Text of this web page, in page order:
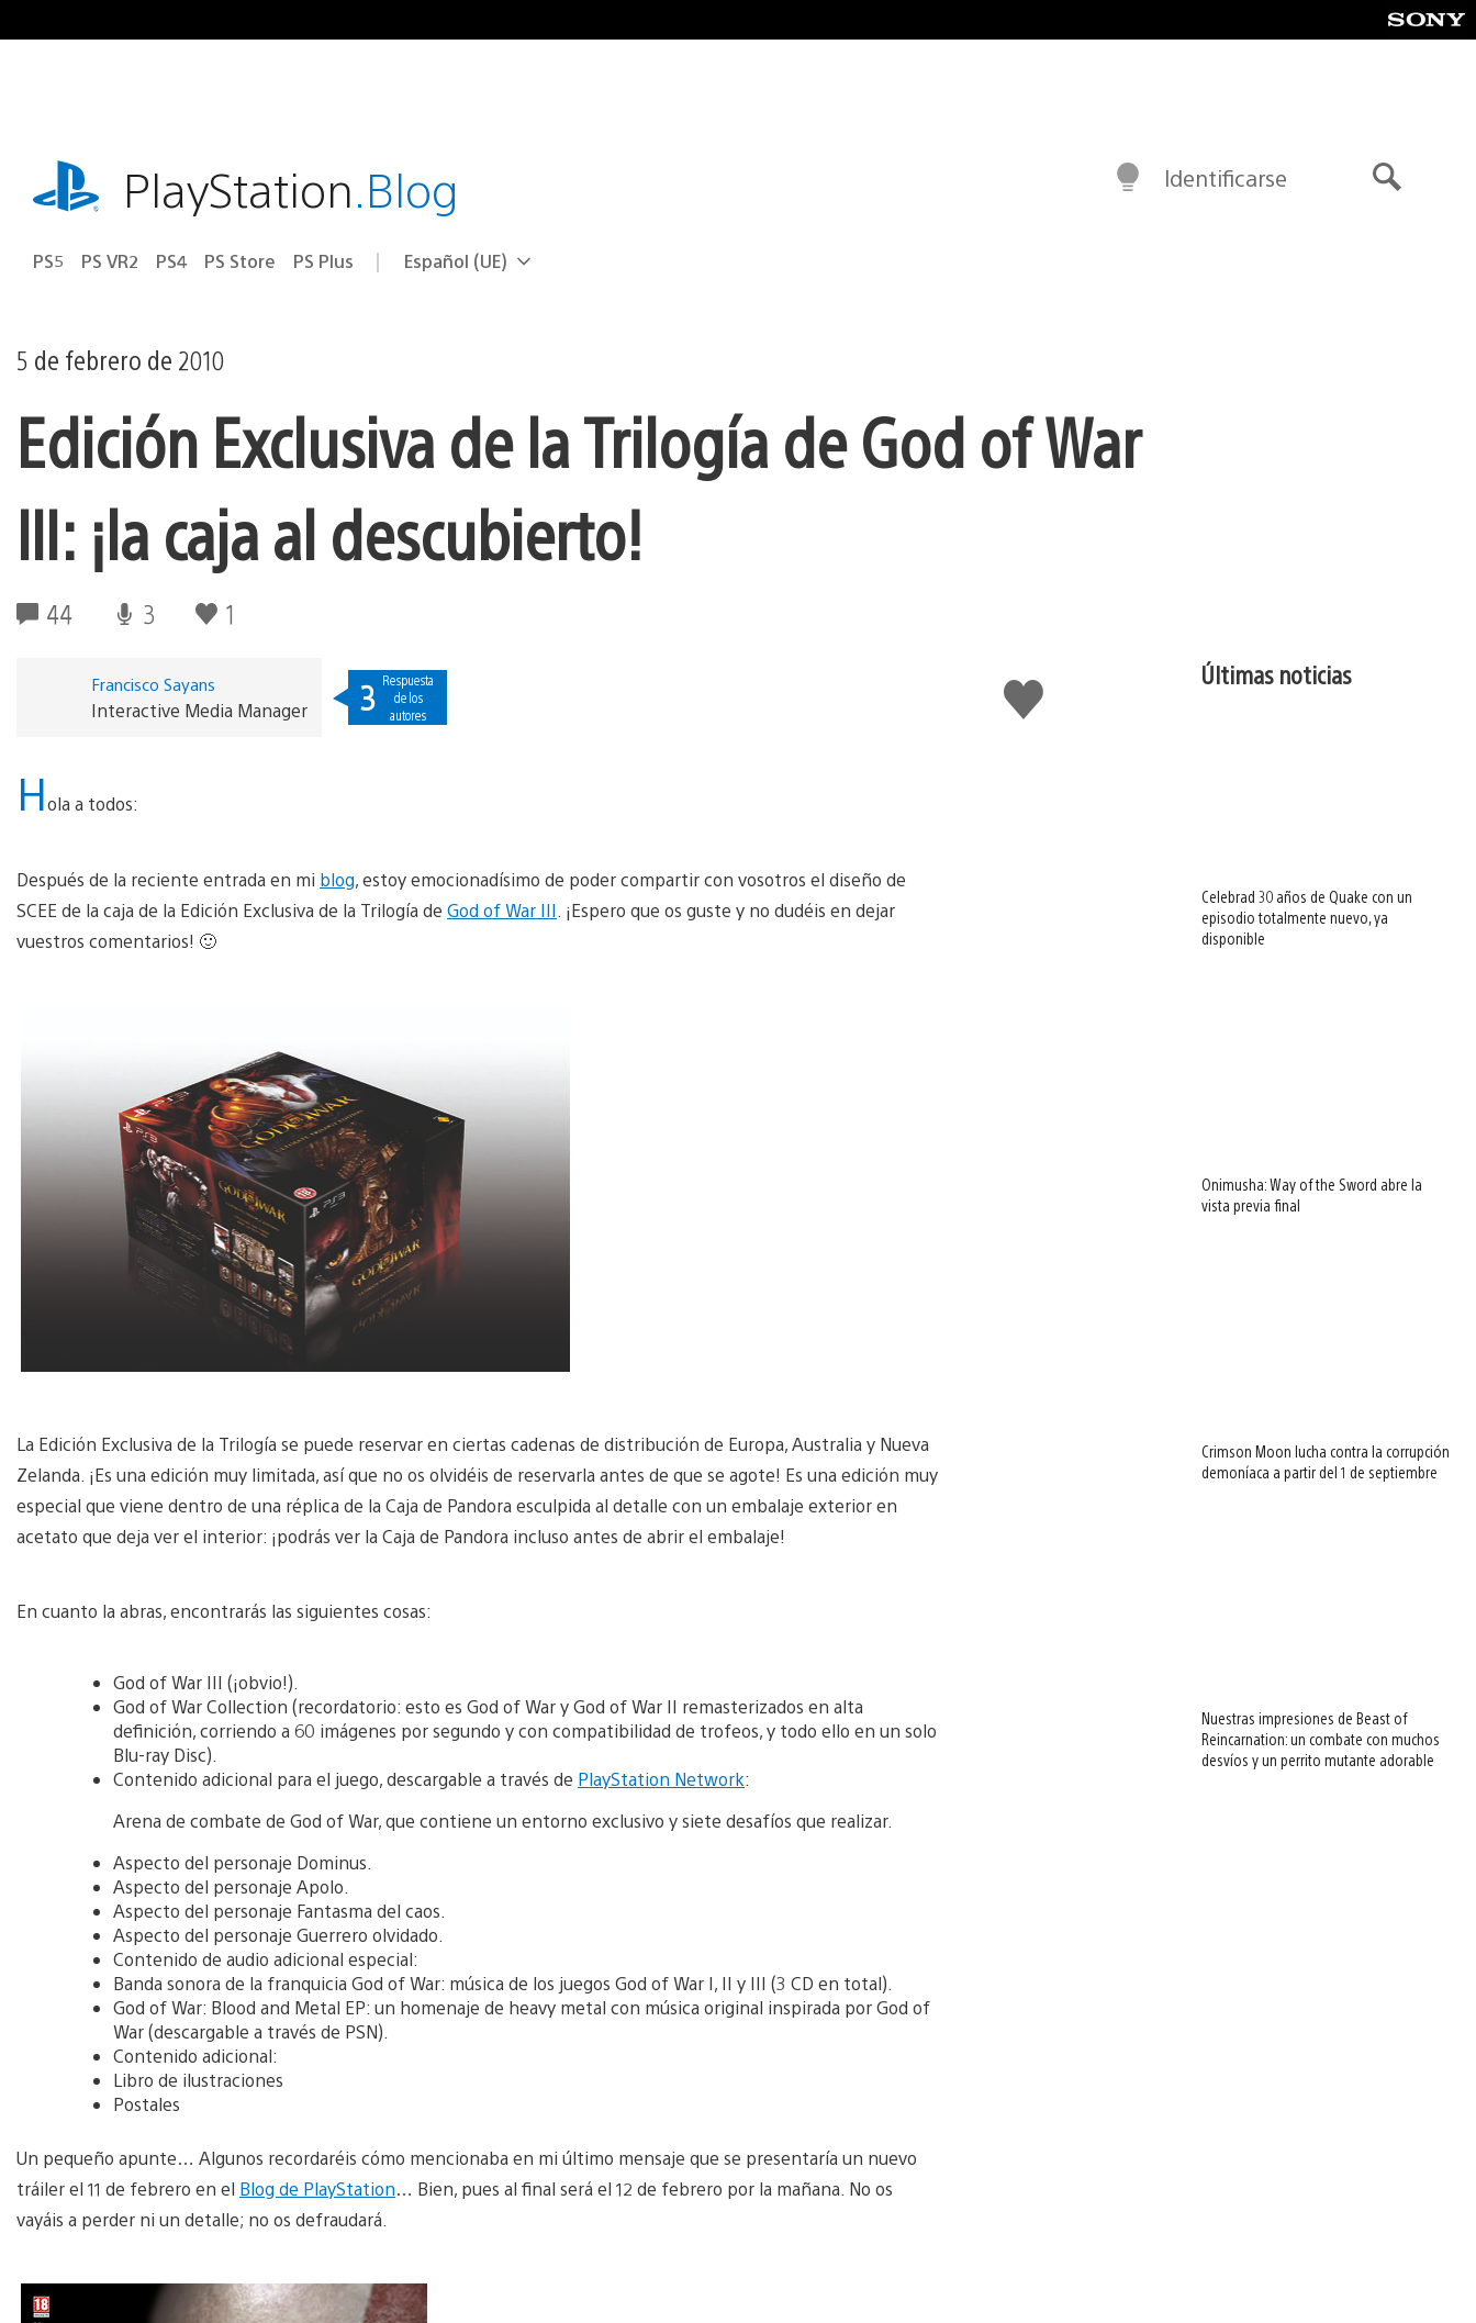
al
playstation.comPlayStation.Blog
PS5 PS VR2 PS4 PS Store PS Plus Selecciona
Región
Español (UE)
Identificarse
5 de febrero de 2010
Edición Exclusiva de la Trilogía de God of War
III: ¡la caja al descubierto!
44 3 1
Me
gusta
Francisco Sayans
Interactive Media Manager 3 Respuesta
de los
autores
Hola a todos:
Después de la reciente entrada en mi blog, estoy emocionadísimo de poder compartir con vosotros el diseño de
SCEE de la caja de la Edición Exclusiva de la Trilogía de God of War III . ¡Espero que os guste y no dudéis en dejar
vuestros comentarios! 🙂
La Edición Exclusiva de la Trilogía se puede reservar en ciertas cadenas de distribución de Europa, Australia y Nueva
Zelanda. ¡Es una edición muy limitada, así que no os olvidéis de reservarla antes de que se agote! Es una edición muy
especial que viene dentro de una réplica de la Caja de Pandora esculpida al detalle con un embalaje exterior en
acetato que deja ver el interior: ¡podrás ver la Caja de Pandora incluso antes de abrir el embalaje!
En cuanto la abras, encontrarás las siguientes cosas:
God of War III (¡obvio!).
God of War Collection (recordatorio: esto es God of War y God of War II remasterizados en alta
definición, corriendo a 60 imágenes por segundo y con compatibilidad de trofeos, y todo ello en un solo
Blu-ray Disc).
Contenido adicional para el juego, descargable a través de PlayStation Network:
Arena de combate de God of War, que contiene un entorno exclusivo y siete desafíos que realizar.
Aspecto del personaje Dominus.
Aspecto del personaje Apolo.
Aspecto del personaje Fantasma del caos.
Aspecto del personaje Guerrero olvidado.
Contenido de audio adicional especial:
Banda sonora de la franquicia God of War: música de los juegos God of War I, II y III (3 CD en total).
God of War: Blood and Metal EP: un homenaje de heavy metal con música original inspirada por God of
War (descargable a través de PSN).
Contenido adicional:
Libro de ilustraciones
Postales
Un pequeño apunte… Algunos recordaréis cómo mencionaba en mi último mensaje que se presentaría un nuevo
tráiler el 11 de febrero en el Blog de PlayStation… Bien, pues al final será el 12 de febrero por la mañana. No os
vayáis a perder ni un detalle; no os defraudará.
Últimas noticias
Celebrad 30 años de Quake con un
episodio totalmente nuevo, ya
disponible
Onimusha: Way of the Sword abre la
vista previa final
Crimson Moon lucha contra la corrupción
demoníaca a partir del 1 de septiembre
Nuestras impresiones de Beast of
Reincarnation: un combate con muchos
desvíos y un perrito mutante adorable